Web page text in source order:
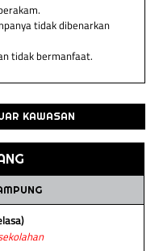
tidak dibenarkan
tidak bermanfaat.
KAWASAN